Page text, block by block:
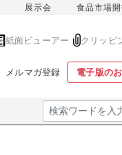
展示会 食品市場
紙面ビューアー クリッピ
メルマガ登録 電子版の